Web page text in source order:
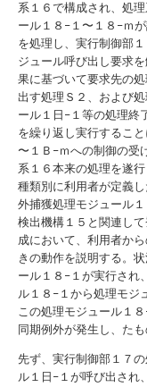
系１６で構成され、処
ール１８−１〜１８−ｍ
を処理し、実行制御部
ジュール呼び出し要求
果に基づいて要求先の
出す処理Ｓ２、および
ール１日−１等の処理終
を繰り返し実行するこ
〜１Ｂ−ｍへの制御の受
系１６本来の処理を遂
種類別に利用者が定義
外捕獲処理モジュール
検出機構１５と関連し
成において、利用者か
きの動作を説明する。
ール１８−１が実行され
ル１８−１から処理モジ
この処理モジュール１
同期例外が発生し、たも
先ず、実行制御部１７
ル１日−１が呼び出され